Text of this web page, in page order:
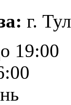
г.
19:00